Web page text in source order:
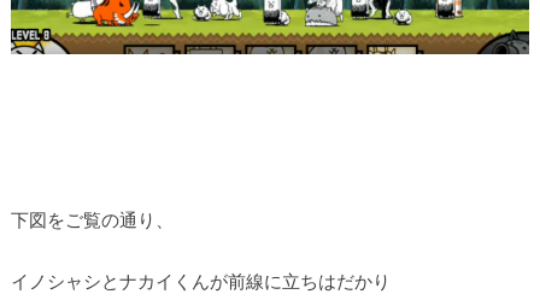
下図をご覧の通り、
イノシャシとナカイくんが前線に立ちはだかり